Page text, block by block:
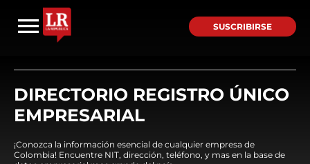
SUSCRIBIRSE
DIRECTORIO REGISTRO ÚNICO
EMPRESARIAL
¡Conozca la información esencial de cualquier empresa de
Colombia! Encuentre NIT, dirección, teléfono, y mas en la base de